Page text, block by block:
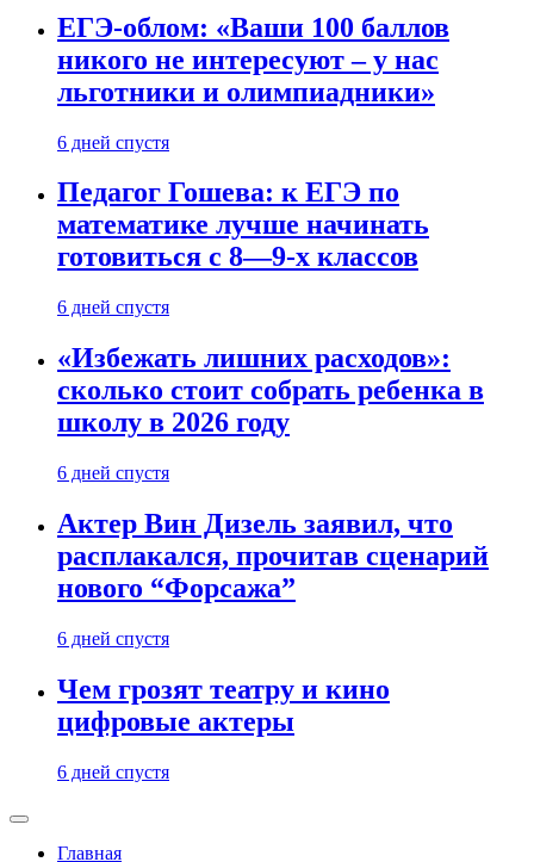
ЕГЭ-облом: «Ваши 100 баллов
никого не интересуют – у нас
льготники и олимпиадники»
6 дней спустя
Педагог Гошева: к ЕГЭ по
математике лучше начинать
готовиться с 8—9-х классов
6 дней спустя
«Избежать лишних расходов»:
сколько стоит собрать ребенка в
школу в 2026 году
6 дней спустя
Актер Вин Дизель заявил, что
расплакался, прочитав сценарий
нового “Форсажа”
6 дней спустя
Чем грозят театру и кино
цифровые актеры
6 дней спустя
Главная